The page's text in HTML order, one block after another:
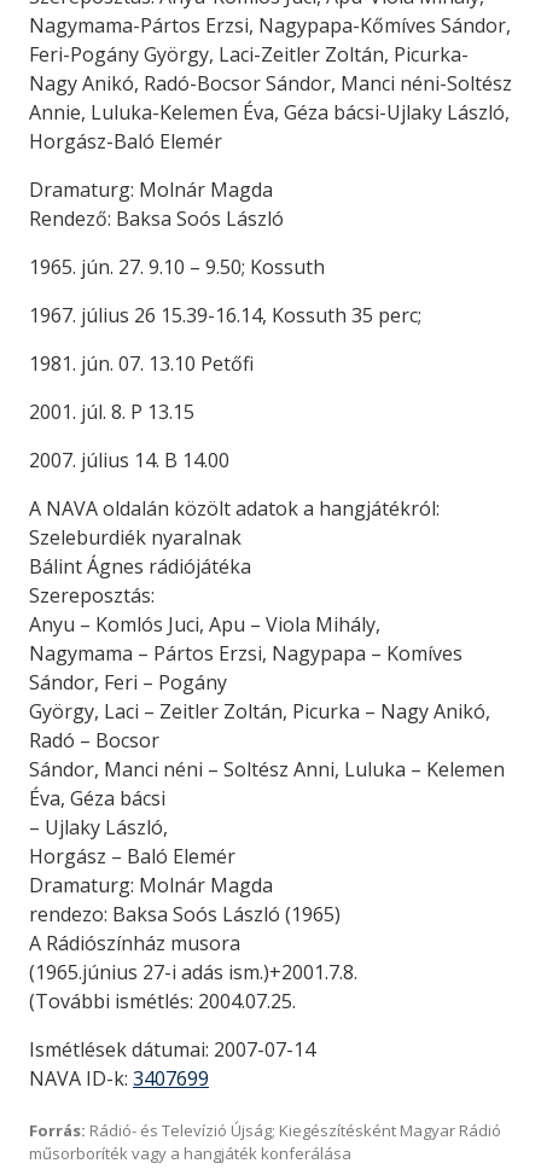
Nagymama-Pártos Erzsi, Nagypapa-Kőmíves Sándor,
Feri-Pogány György, Laci-Zeitler Zoltán, Picurka-
Nagy Anikó, Radó-Bocsor Sándor, Manci néni-Soltész
Annie, Luluka-Kelemen Éva, Géza bácsi-Ujlaky László,
Horgász-Baló Elemér
Dramaturg: Molnár Magda
Rendező: Baksa Soós László
1965. jún. 27. 9.10 – 9.50; Kossuth
1967. július 26 15.39-16.14, Kossuth 35 perc;
1981. jún. 07. 13.10 Petőfi
2001. júl. 8. P 13.15
2007. július 14. B 14.00
A NAVA oldalán közölt adatok a hangjátékról:
Szeleburdiék nyaralnak
Bálint Ágnes rádiójátéka
Szereposztás:
Anyu – Komlós Juci, Apu – Viola Mihály,
Nagymama – Pártos Erzsi, Nagypapa – Komíves
Sándor, Feri – Pogány
György, Laci – Zeitler Zoltán, Picurka – Nagy Anikó,
Radó – Bocsor
Sándor, Manci néni – Soltész Anni, Luluka – Kelemen
Éva, Géza bácsi
– Ujlaky László,
Horgász – Baló Elemér
Dramaturg: Molnár Magda
rendezo: Baksa Soós László (1965)
A Rádiószínház musora
(1965.június 27-i adás ism.)+2001.7.8.
(További ismétlés: 2004.07.25.
Ismétlések dátumai: 2007-07-14
NAVA ID-k: 3407699
Forrás: Rádió- és Televízió Újság; Kiegészítésként Magyar Rádió
műsorboríték vagy a hangjáték konferálása